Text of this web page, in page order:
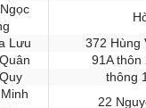
Lưu
372 Hùng
91A thôn
thông
22